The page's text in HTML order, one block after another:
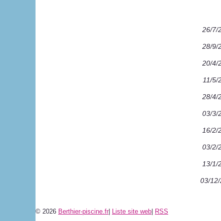
26/7/
28/9/
20/4/
11/5/
28/4/
03/3/
16/2/
03/2/
13/1/
03/
© 2026 Berthier-piscine.fr| Liste site web RSS